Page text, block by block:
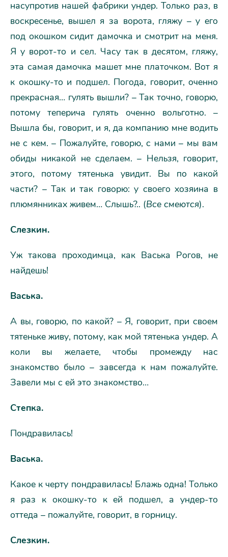
насупротив нашей фабрики ундер. Только раз, в
воскресенье, вышел я за ворота, гляжу – у его
под окошком сидит дамочка и смотрит на меня.
Я у ворот-то и сел. Часу так в десятом, гляжу,
эта самая дамочка машет мне платочком. Вот я
к окошку-то и подшел. Погода, говорит, оченно
прекрасная… гулять вышли? – Так точно, говорю,
потому теперича гулять оченно вольготно. –
Вышла бы, говорит, и я, да компанию мне водить
не с кем. – Пожалуйте, говорю, с нами – мы вам
обиды никакой не сделаем. – Нельзя, говорит,
этого, потому тятенька увидит. Вы по какой
части? – Так и так говорю: у своего хозяина в
плюмянниках живем… Слышь?.. (Все смеются).
Слезкин.
Уж такова проходимца, как Васька Рогов, не
найдешь!
Васька.
А вы, говорю, по какой? – Я, говорит, при своем
тятеньке живу, потому, как мой тятенька ундер. А
коли вы желаете, чтобы промежду нас
знакомство было – завсегда к нам пожалуйте.
Завели мы с ей это знакомство…
Степка.
Пондравилась!
Васька.
Какое к черту пондравилась! Блажь одна! Только
я раз к окошку-то к ей подшел, а ундер-то
оттеда – пожалуйте, говорит, в горницу.
Слезкин.